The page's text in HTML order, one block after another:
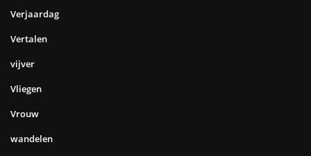
Verjaardag
Vertalen
vijver
Vliegen
Vrouw
wandelen